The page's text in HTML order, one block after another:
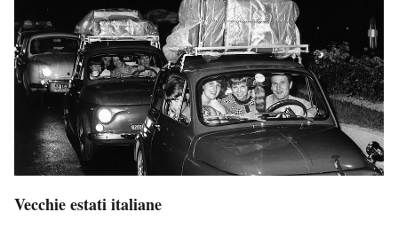
Vecchie estati italiane